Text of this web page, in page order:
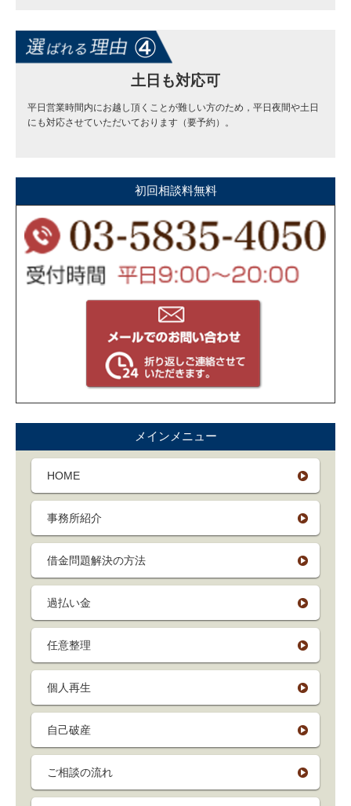
土日も対応可
平日営業時間内にお越し頂くことが難しい方のため，平日夜間や土日
にも対応させていただいております（要予約）。
初回相談料無料
メインメニュー
HOME
事務所紹介
借金問題解決の方法
過払い金
任意整理
個人再生
自己破産
ご相談の流れ